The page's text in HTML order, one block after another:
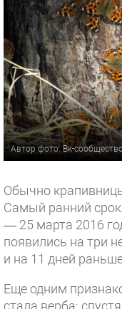
Автор фото: Вк-
Обычно
Самый ранний
— 25 марта 2016
появились на три
и на 11 дней
Еще одним
стала верба: